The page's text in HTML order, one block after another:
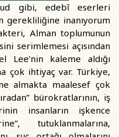
gibi, edebî eserleri
inanıyorum
Alman toplumunun
serimlemesi açısından
Lee’nin kaleme aldığı
çok ihtiyaç var. Türkiye,
almakta maalesef çok
bürokratlarının, iş
insanların işkence
tutuklanmalarına,